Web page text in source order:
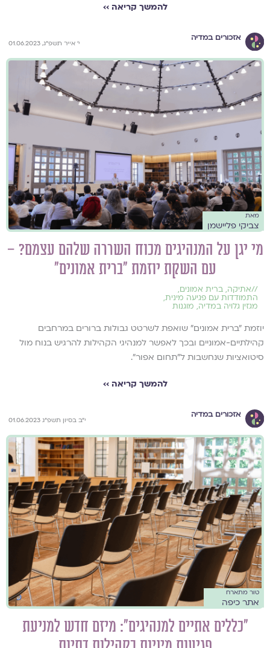
להמשך קריאה ››
אזכורים במדיה
י' אייר תשפ"ג, 01.06.2023
מאת
צביקי פליישמן
מי יגן על המנהיגים מכוח השררה שלהם עצמם? –
עם השקת יוזמת ״ברית אמונים״
//אתיקה, ברית אמונים,
התמודדות עם פגיעה מינית,
מגזין גלויה במדיה, מוגנות
יוזמת "ברית אמונים" שואפת לשרטט גבולות ברורים במרחבים
קהילתיים-אמוניים ובכך לאפשר למנהיגי הקהילות להרגיש בנוח מול
סיטואציות שנחשבות ל"תחום אפור".
להמשך קריאה ››
אזכורים במדיה
י"ב בסיון תשפ"ג 01.06.2023
טור מתארח
אתר כיפה
"כללים אתיים למנהיגים": מיזם חדש למניעת